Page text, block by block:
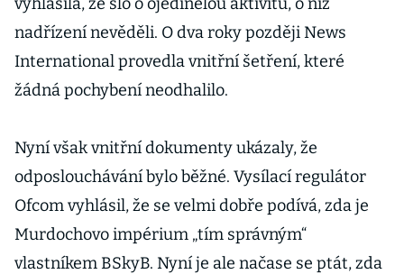
nadřízení nevěděli. O dva roky později News
International provedla vnitřní šetření, které
žádná pochybení neodhalilo.
Nyní však vnitřní dokumenty ukázaly, že
odposlouchávání bylo běžné. Vysílací regulátor
Ofcom vyhlásil, že se velmi dobře podívá, zda je
Murdochovo impérium „tím správným“
vlastníkem BSkyB. Nyní je ale načase se ptát, zda